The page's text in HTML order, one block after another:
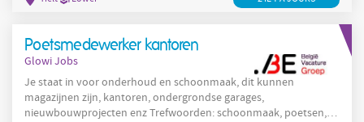
Poetsmedewerker kantoren
Glowi Jobs
Je staat in voor onderhoud en schoonmaak, dit kunnen
magazijnen zijn, kantoren, ondergrondse garages,
nieuwbouwprojecten enz Trefwoorden: schoonmaak, poetsen,